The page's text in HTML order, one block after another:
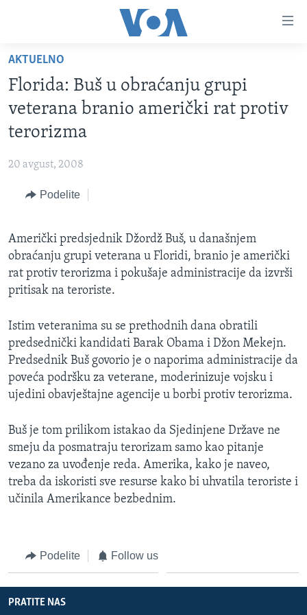
glavni
sadržaj
na
glavnu
Idi
pretragu
NASLOVNA
AMERIKA
GLOBALNE TEME
EKONOMIJA
MEDICINA
KULTURA
DRUŠTVO
SPORT
INTERVJU
TV PROGRAM
IZ AMERIKE
Learning English
PRATITE NAS
Jezici
AKTUELNO
Florida: Buš u obraćanju grupi
veterana branio američki rat protiv
terorizma
20 avgust, 2008
Podelite
Američki predsjednik Džordž Buš, u današnjem
obraćanju grupi veterana u Floridi, branio je američki
rat protiv terorizma i pokušaje administracije da izvrši
pritisak na teroriste.
Istim veteranima su se prethodnih dana obratili
predsednički kandidati Barak Obama i Džon Mekejn.
Predsednik Buš govorio je o naporima administracije da
poveća podršku za veterane, moderinizuje vojsku i
ujedini obavještajne agencije u borbi protiv terorizma.
Buš je tom prilikom istakao da Sjedinjene Države ne
smeju da posmatraju terorizam samo kao pitanje
vezano za uvođenje reda. Amerika, kako je naveo,
treba da iskoristi sve resurse kako bi uhvatila teroriste i
učinila Amerikance bezbednim.
Podelite Follow us
PRATITE NAS